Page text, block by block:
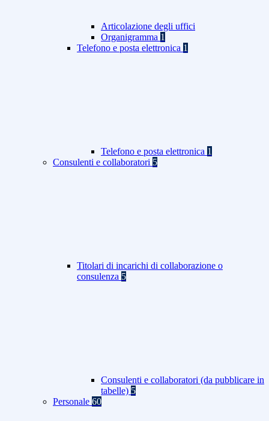
Articolazione degli uffici
Organigramma 1
Telefono e posta elettronica 1
Telefono e posta elettronica 1
Consulenti e collaboratori 5
Titolari di incarichi di collaborazione o
consulenza 5
Consulenti e collaboratori (da pubblicare in
tabelle) 5
Personale 60